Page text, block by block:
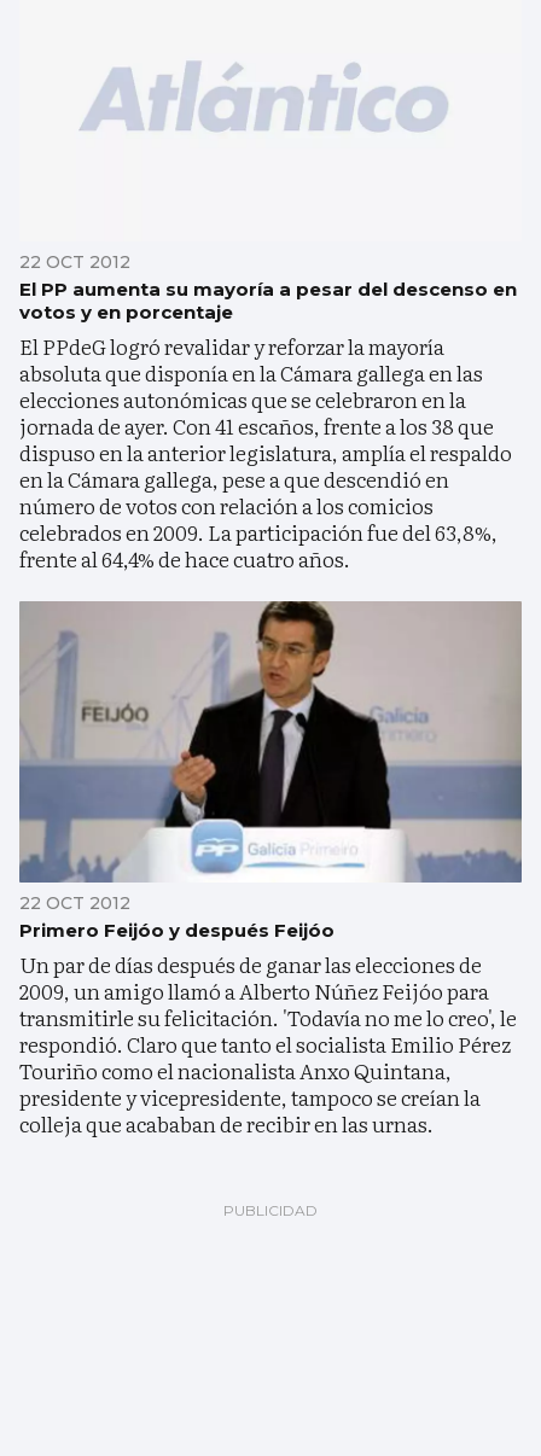
22 OCT 2012
El PP aumenta su mayoría a pesar del descenso en
votos y en porcentaje
El PPdeG logró revalidar y reforzar la mayoría
absoluta que disponía en la Cámara gallega en las
elecciones autonómicas que se celebraron en la
jornada de ayer. Con 41 escaños, frente a los 38 que
dispuso en la anterior legislatura, amplía el respaldo
en la Cámara gallega, pese a que descendió en
número de votos con relación a los comicios
celebrados en 2009. La participación fue del 63,8%,
frente al 64,4% de hace cuatro años.
22 OCT 2012
Primero Feijóo y después Feijóo
Un par de días después de ganar las elecciones de
2009, un amigo llamó a Alberto Núñez Feijóo para
transmitirle su felicitación. 'Todavía no me lo creo', le
respondió. Claro que tanto el socialista Emilio Pérez
Touriño como el nacionalista Anxo Quintana,
presidente y vicepresidente, tampoco se creían la
colleja que acababan de recibir en las urnas.